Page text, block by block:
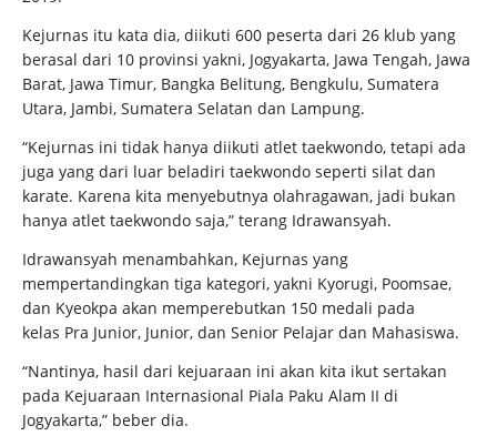
Kejurnas itu kata dia, diikuti 600 peserta dari 26 klub yang
berasal dari 10 provinsi yakni, Jogyakarta, Jawa Tengah, Jawa
Barat, Jawa Timur, Bangka Belitung, Bengkulu, Sumatera
Utara, Jambi, Sumatera Selatan dan Lampung.
“Kejurnas ini tidak hanya diikuti atlet taekwondo, tetapi ada
juga yang dari luar beladiri taekwondo seperti silat dan
karate. Karena kita menyebutnya olahragawan, jadi bukan
hanya atlet taekwondo saja,” terang Idrawansyah.
Idrawansyah menambahkan, Kejurnas yang
mempertandingkan tiga kategori, yakni Kyorugi, Poomsae,
dan Kyeokpa akan memperebutkan 150 medali pada
kelas Pra Junior, Junior, dan Senior Pelajar dan Mahasiswa.
“Nantinya, hasil dari kejuaraan ini akan kita ikut sertakan
pada Kejuaraan Internasional Piala Paku Alam II di
Jogyakarta,” beber dia.